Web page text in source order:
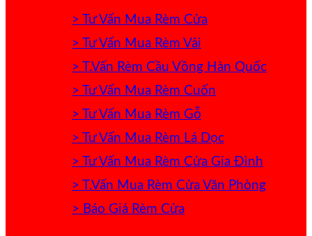
> Tư Vấn Mua Rèm Cửa
> Tư Vấn Mua Rèm Vải
> T.Vấn Rèm Cầu Vồng Hàn Quốc
> Tư Vấn Mua Rèm Cuốn
> Tư Vấn Mua Rèm Gỗ
> Tư Vấn Mua Rèm Lá Dọc
> Tư Vấn Mua Rèm Cửa Gia Đình
> T.Vấn Mua Rèm Cửa Văn Phòng
> Báo Giá Rèm Cửa